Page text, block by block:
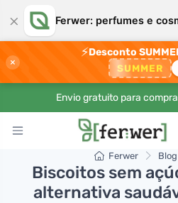
× Ferwer: perfumes e
×
⚡Desconto
SUMMER
Envio gratuito para
Ferwer Blog
Biscoitos sem
alternativa